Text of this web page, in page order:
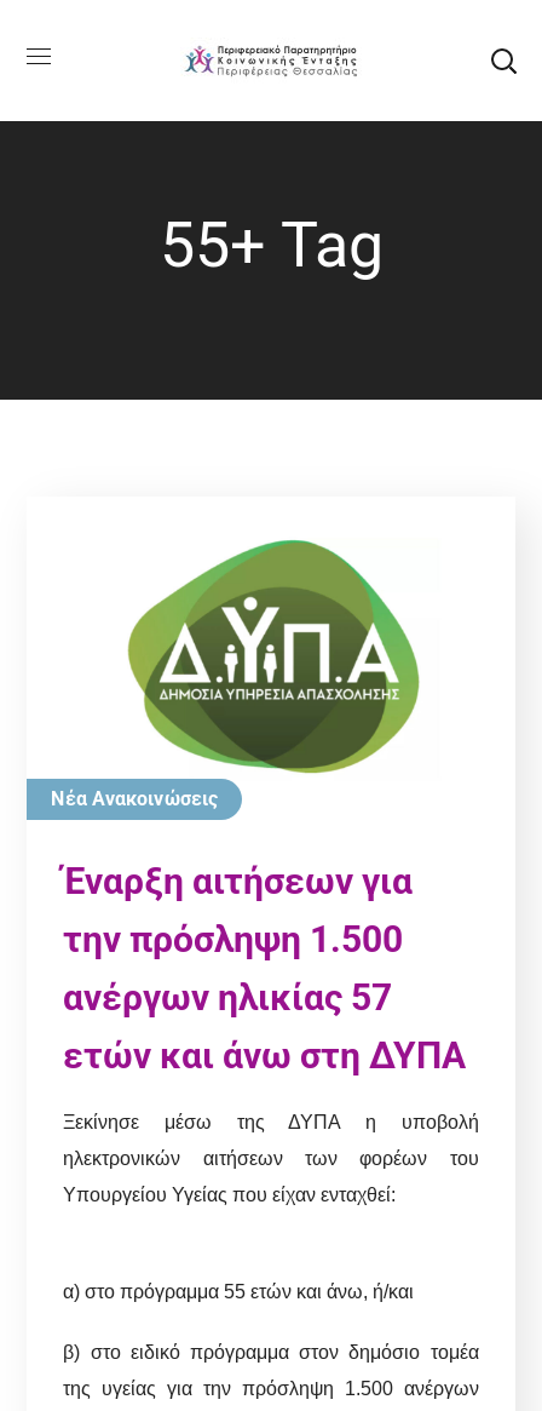
55+ Tag
Νέα Ανακοινώσεις
Έναρξη αιτήσεων για
την πρόσληψη 1.500
ανέργων ηλικίας 57
ετών και άνω στη ΔΥΠΑ
Ξεκίνησε μέσω της ΔΥΠΑ η υποβολή
ηλεκτρονικών αιτήσεων των φορέων του
Υπουργείου Υγείας που είχαν ενταχθεί:
α) στο πρόγραμμα 55 ετών και άνω, ή/και
β) στο ειδικό πρόγραμμα στον δημόσιο τομέα
της υγείας για την πρόσληψη 1.500 ανέργων